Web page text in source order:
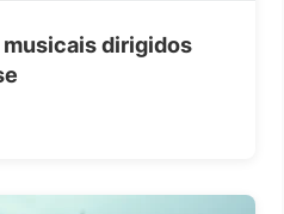
dirigidos